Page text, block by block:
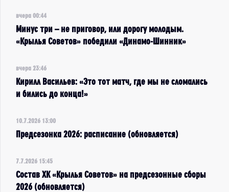
вчера 00:44
Минус три – не приговор, или дорогу молодым.
«Крылья Советов» победили «Динамо-Шинник»
вчера 23:46
Кирилл Васильев: «Это тот матч, где мы не сломались
и бились до конца!»
10.7.2026 13:00
Предсезонка 2026: расписание (обновляется)
7.7.2026 15:45
Состав ХК «Крылья Советов» на предсезонные сборы
2026 (обновляется)